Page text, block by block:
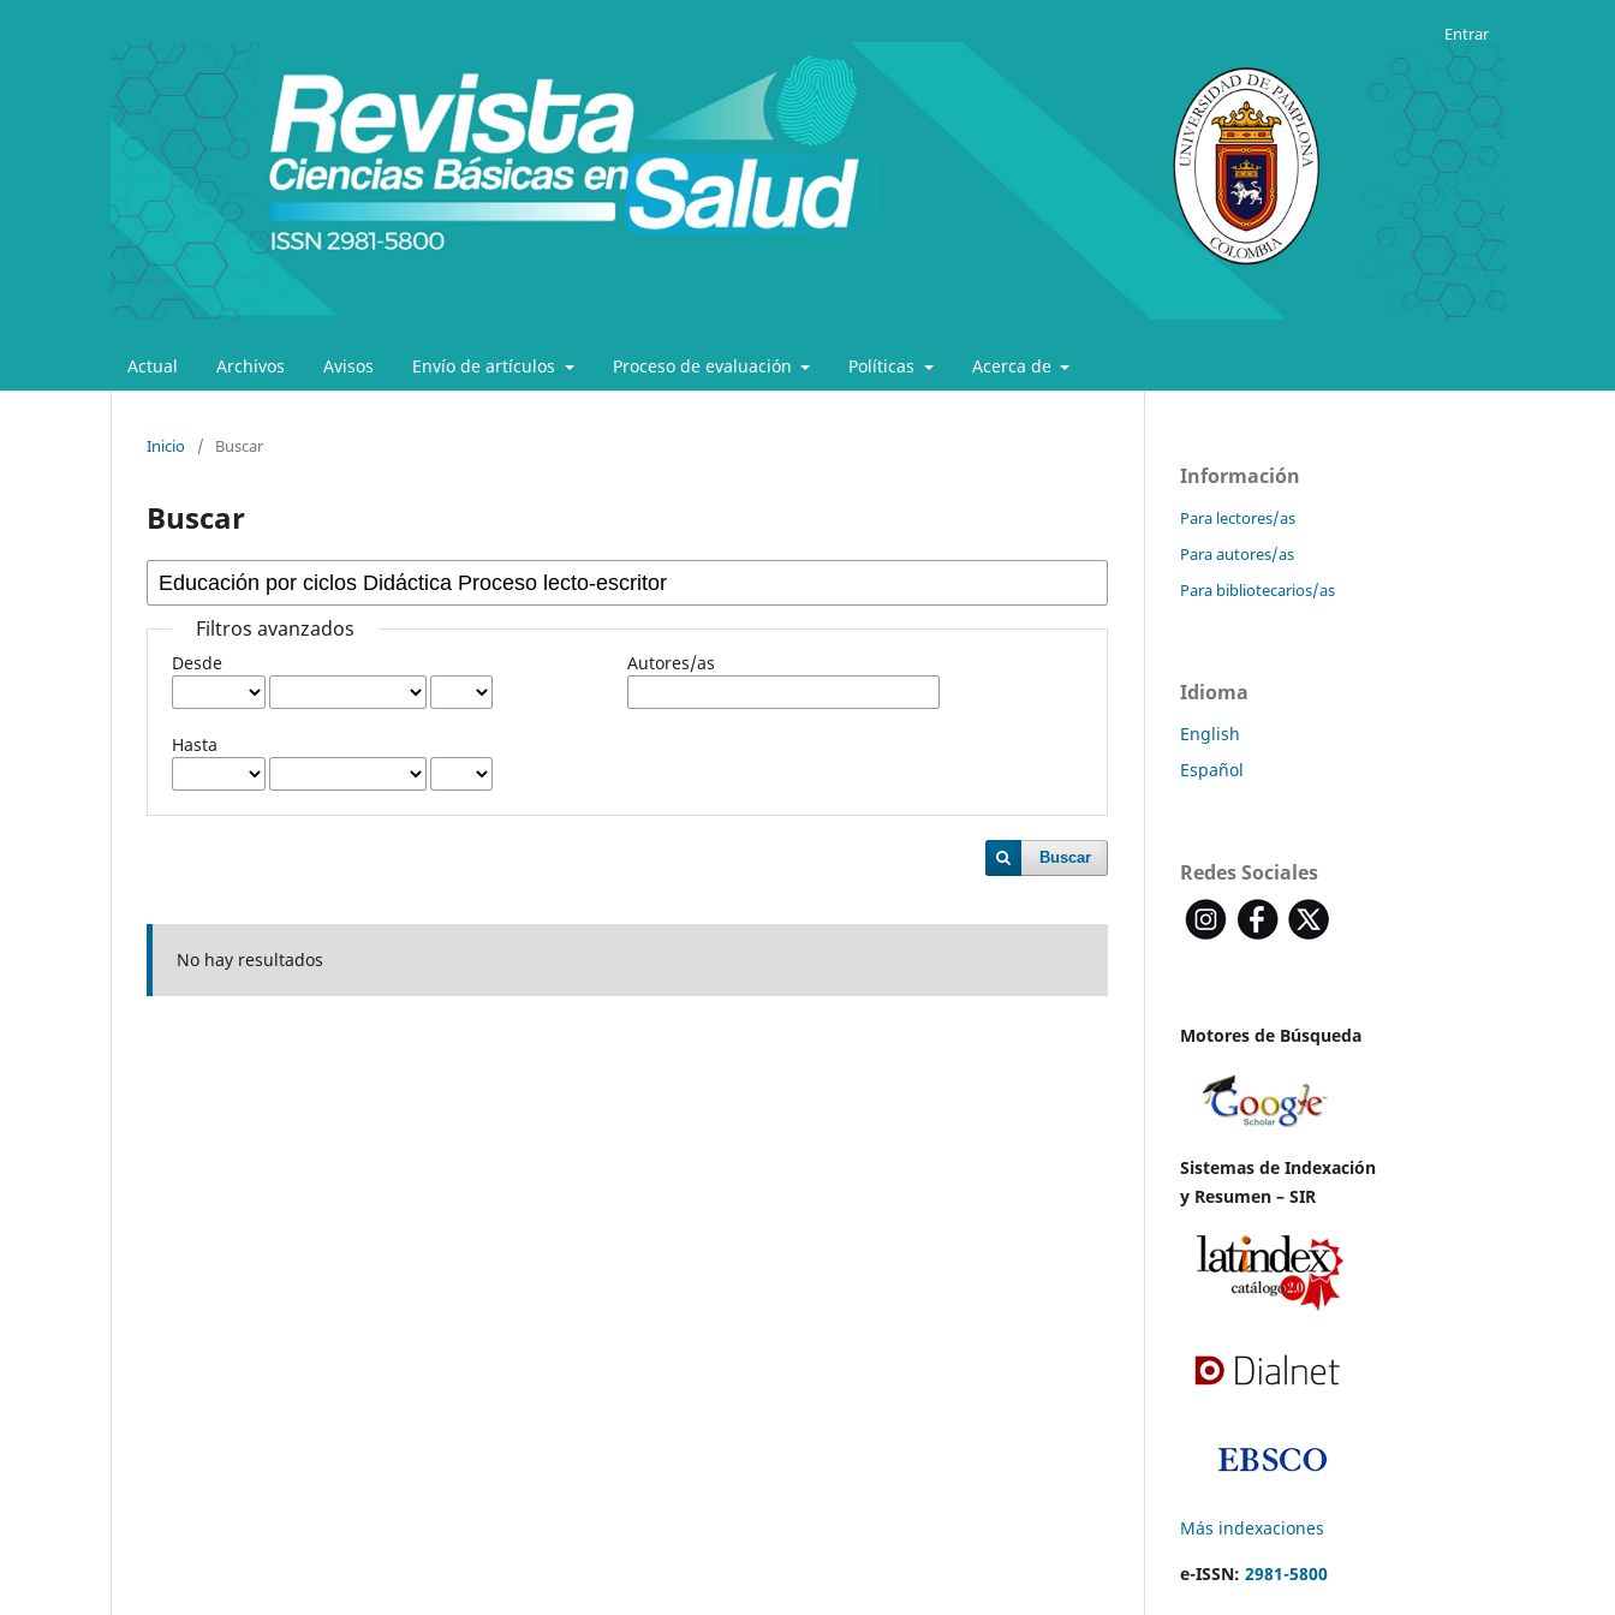
Actual Archivos Avisos Envío de artículos Proceso de evaluación Políticas Acerca de
Entrar
Inicio / Buscar
Buscar
Filtros avanzados
Desde
Hasta
Autores/as
Buscar
No hay resultados
Información
Para lectores/as
Para autores/as
Para bibliotecarios/as
Idioma
English
Español
Redes Sociales
Motores de Búsqueda
Sistemas de Indexación
y Resumen – SIR
Más indexaciones
e-ISSN: 2981-5800